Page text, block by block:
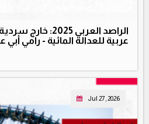
الراصد العربي 2025:
عربية للعدالة المائية - رامي أبي
Jul 27, 2026